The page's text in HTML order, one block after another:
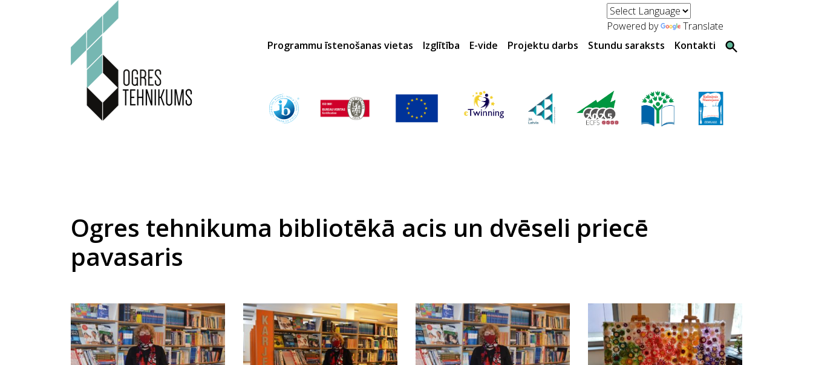
Powered by
Translate
Programmu īstenošanas vietas
Izglītība E-vide Projektu darbs Stundu saraksts Kontakti
Ogres tehnikuma bibliotēkā acis un dvēseli priecē
pavasaris